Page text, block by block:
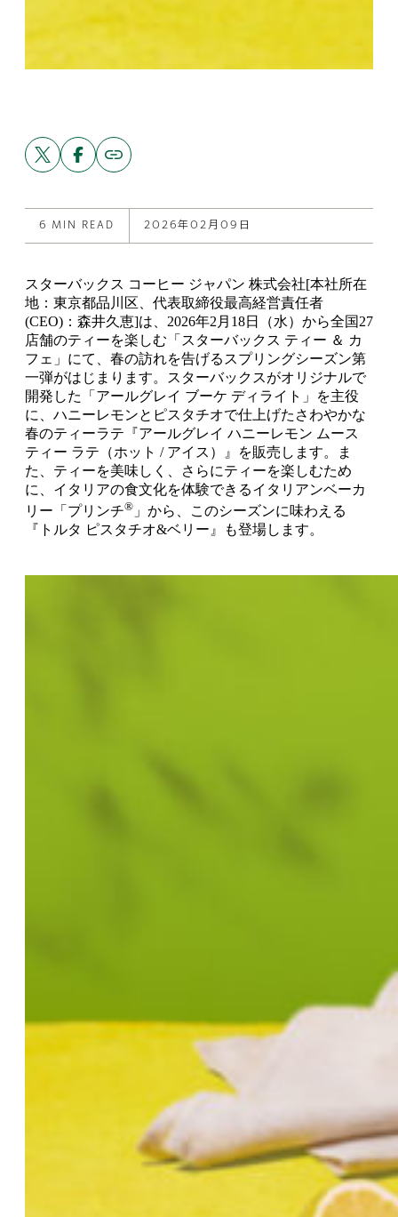
Share
this
post
X
Share
this
post
Facebook
Copy
link
to
6 MIN READ 2026年02月09日
スターバックス コーヒー ジャパン 株式会社[本社所在
地：東京都品川区、代表取締役最高経営責任者
(CEO)：森井久恵]は、2026年2月18日（水）から全国27
店舗のティーを楽しむ「スターバックス ティー ＆ カ
フェ」にて、春の訪れを告げるスプリングシーズン第
一弾がはじまります。スターバックスがオリジナルで
開発した「アールグレイ ブーケ ディライト」を主役
に、ハニーレモンとピスタチオで仕上げたさわやかな
春のティーラテ『アールグレイ ハニーレモン ムース
ティー ラテ（ホット / アイス）』を販売します。ま
た、ティーを美味しく、さらにティーを楽しむため
に、イタリアの食文化を体験できるイタリアンベーカ
リー「プリンチ® 」から、このシーズンに味わえる
『トルタ ピスタチオ&ベリー』も登場します。